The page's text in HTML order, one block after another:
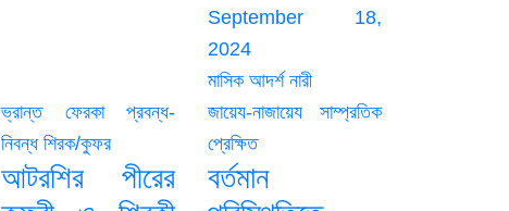
September 18,
2024
মাসিক আদর্শ নারী
ভ্রান্ত ফেরকা
প্রবন্ধ-
নিবন্ধ শিরক/কুফর
আটরশির পীরের
জায়েয-নাজায়েয
সাম্প্রতিক
প্রেক্ষিত
বর্তমান